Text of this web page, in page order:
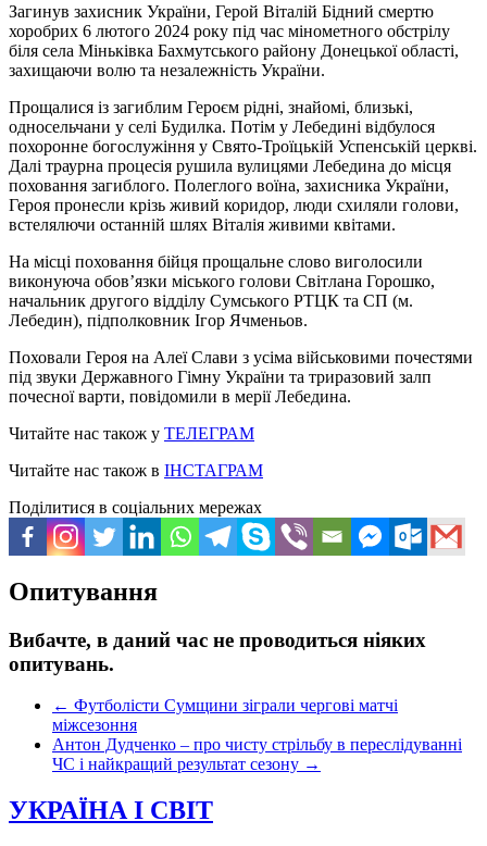
Загинув захисник України, Герой Віталій Бідний смертю
хоробрих 6 лютого 2024 року під час мінометного обстрілу
біля села Міньківка Бахмутського району Донецької області,
захищаючи волю та незалежність України.
Прощалися із загиблим Героєм рідні, знайомі, близькі,
односельчани у селі Будилка. Потім у Лебедині відбулося
похоронне богослужіння у Свято-Троїцькій Успенській церкві.
Далі траурна процесія рушила вулицями Лебедина до місця
поховання загиблого. Полеглого воїна, захисника України,
Героя пронесли крізь живий коридор, люди схиляли голови,
встелялючи останній шлях Віталія живими квітами.
На місці поховання бійця прощальне слово виголосили
виконуюча обов’язки міського голови Світлана Горошко,
начальник другого відділу Сумського РТЦК та СП (м.
Лебедин), підполковник Ігор Ячменьов.
Поховали Героя на Алеї Слави з усіма військовими почестями
під звуки Державного Гімну України та триразовий залп
почесної варти, повідомили в мерії Лебедина.
Читайте нас також у ТЕЛЕГРАМ
Читайте нас також в ІНСТАГРАМ
Поділитися в соціальних мережах
Опитування
Вибачте, в даний час не проводиться ніяких
опитувань.
← Футболісти Сумщини зіграли чергові матчі
міжсезоння
Антон Дудченко – про чисту стрільбу в переслідуванні
ЧС і найкращий результат сезону →
УКРАЇНА І СВІТ